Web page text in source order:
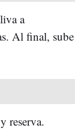
a
Al final, sube
reserva.